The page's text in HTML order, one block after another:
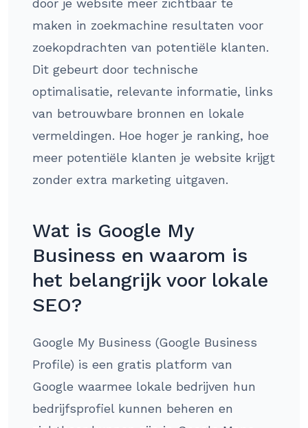
door je website meer zichtbaar te
maken in zoekmachine resultaten voor
zoekopdrachten van potentiële klanten.
Dit gebeurt door technische
optimalisatie, relevante informatie, links
van betrouwbare bronnen en lokale
vermeldingen. Hoe hoger je ranking, hoe
meer potentiële klanten je website krijgt
zonder extra marketing uitgaven.
Wat is Google My
Business en waarom is
het belangrijk voor lokale
SEO?
Google My Business (Google Business
Profile) is een gratis platform van
Google waarmee lokale bedrijven hun
bedrijfsprofiel kunnen beheren en